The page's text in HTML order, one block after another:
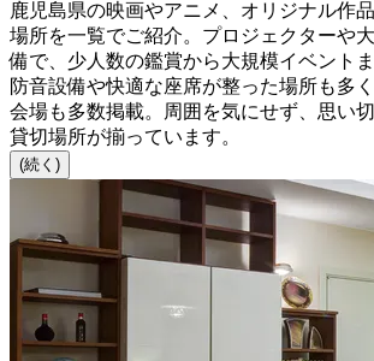
鹿児島県の映画やアニメ、オリジナル作
場所を一覧でご紹介。プロジェクターや
備で、少人数の鑑賞から大規模イベント
防音設備や快適な座席が整った場所も多
会場も多数掲載。周囲を気にせず、思い
貸切場所が揃っています。
(続く)